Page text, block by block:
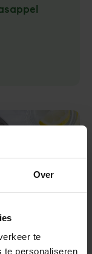
Over
te
te personaliseren